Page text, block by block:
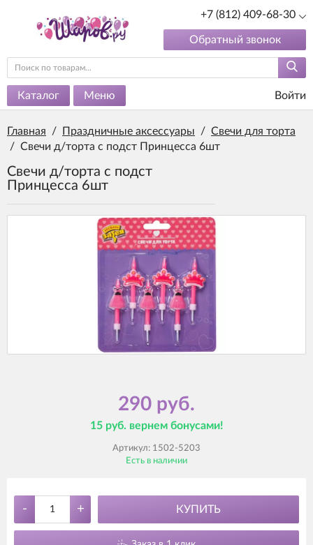
+7 (812) 409-68-30
Обратный звонок
Каталог Меню Войти
Главная / Праздничные аксессуары / Свечи для торта
/ Свечи д/торта с подст Принцесса 6шт
Свечи д/торта с подст
Принцесса 6шт
290 руб.
15 руб. вернем бонусами!
Артикул: 1502-5203
Есть в наличии
- + КУПИТЬ